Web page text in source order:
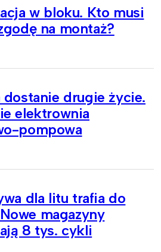
w bloku. Kto musi
na montaż?
dostanie drugie życie.
elektrownia
pompowa
dla litu trafia do
magazyny
8 tys. cykli